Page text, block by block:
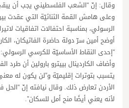
وقال: إنّ “الشعب الفلسطيني يجب أن
وعلى هامش القمة الثنائيّة التي عقدت
أوضح أمين سرّ دولة حاضرة الفاتيكان،
“إحدى النقاط الأساسيّة للكرسي الرسولي:
وأضاف الكاردينال بييترو بارولين أن طرد
يتسبب بتوترات إقليميّة و”لن يكون له
الأردن تعارض ذلك. وقال نيافته إنّ “الحل
لأنه يعني أيضًا منح أمل للسكان”.